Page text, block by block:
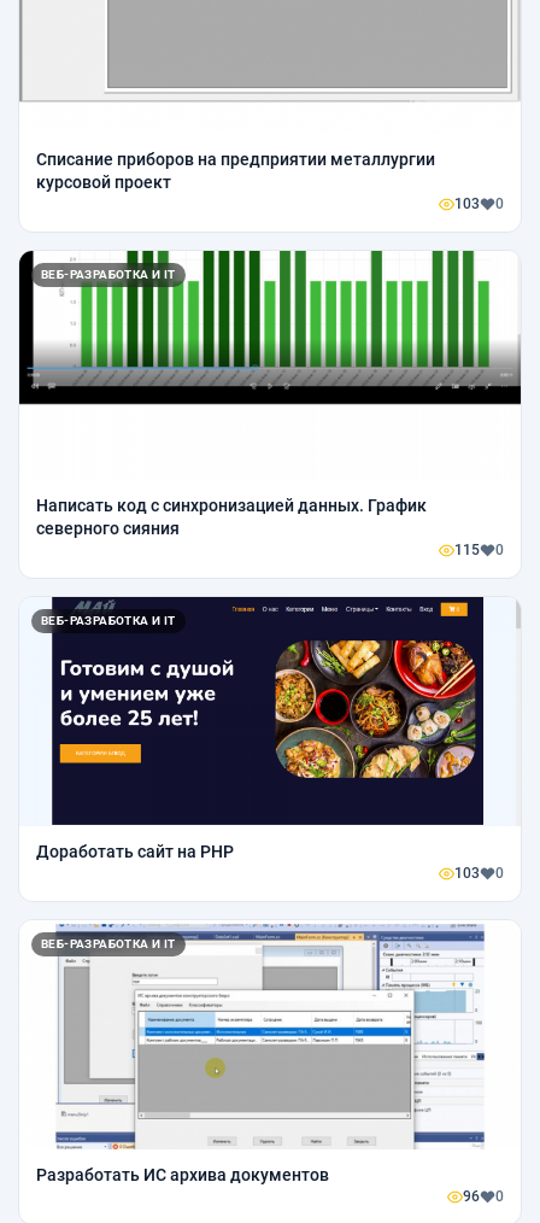
Списание приборов на предприятии металлургии
курсовой проект
103 0
ВЕБ-РАЗРАБОТКА И IT
Написать код с синхронизацией данных. График
северного сияния
115 0
ВЕБ-РАЗРАБОТКА И IT
Доработать сайт на PHP
103 0
ВЕБ-РАЗРАБОТКА И IT
Разработать ИС архива документов
96 0